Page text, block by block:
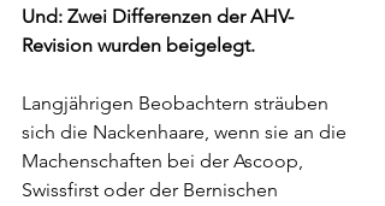
Und: Zwei Differenzen der AHV-
Revision wurden beigelegt.
Langjährigen Beobachtern sträuben
sich die Nackenhaare, wenn sie an die
Machenschaften bei der Ascoop,
Swissfirst oder der Bernischen